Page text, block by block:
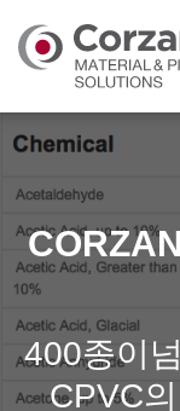
400종이
CPVC